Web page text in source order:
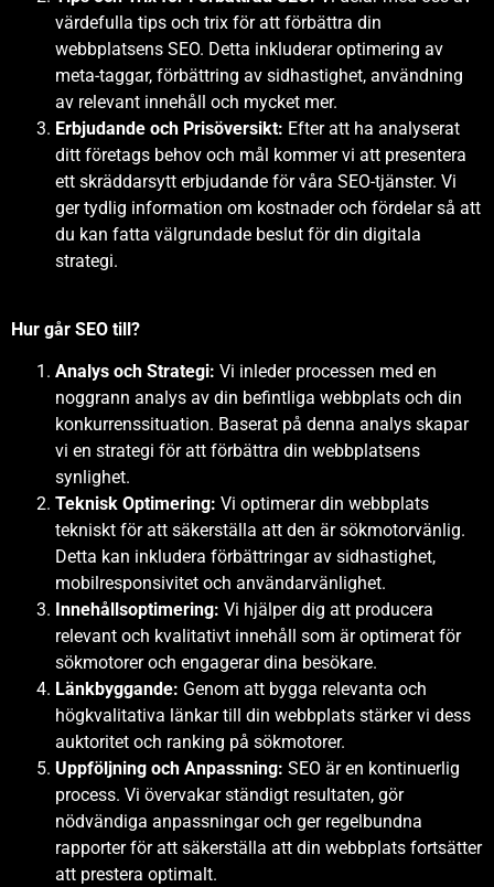
värdefulla tips och trix för att förbättra din
webbplatsens SEO. Detta inkluderar optimering av
meta-taggar, förbättring av sidhastighet, användning
av relevant innehåll och mycket mer.
Erbjudande och Prisöversikt: Efter att ha analyserat
ditt företags behov och mål kommer vi att presentera
ett skräddarsytt erbjudande för våra SEO-tjänster. Vi
ger tydlig information om kostnader och fördelar så att
du kan fatta välgrundade beslut för din digitala
strategi.
Hur går SEO till?
Analys och Strategi: Vi inleder processen med en
noggrann analys av din befintliga webbplats och din
konkurrenssituation. Baserat på denna analys skapar
vi en strategi för att förbättra din webbplatsens
synlighet.
Teknisk Optimering: Vi optimerar din webbplats
tekniskt för att säkerställa att den är sökmotorvänlig.
Detta kan inkludera förbättringar av sidhastighet,
mobilresponsivitet och användarvänlighet.
Innehållsoptimering: Vi hjälper dig att producera
relevant och kvalitativt innehåll som är optimerat för
sökmotorer och engagerar dina besökare.
Länkbyggande: Genom att bygga relevanta och
högkvalitativa länkar till din webbplats stärker vi dess
auktoritet och ranking på sökmotorer.
Uppföljning och Anpassning: SEO är en kontinuerlig
process. Vi övervakar ständigt resultaten, gör
nödvändiga anpassningar och ger regelbundna
rapporter för att säkerställa att din webbplats fortsätter
att prestera optimalt.